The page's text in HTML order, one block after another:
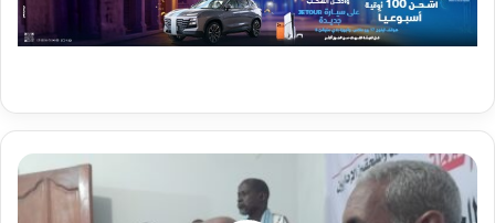
المستشارون
التربويون
والملحقون